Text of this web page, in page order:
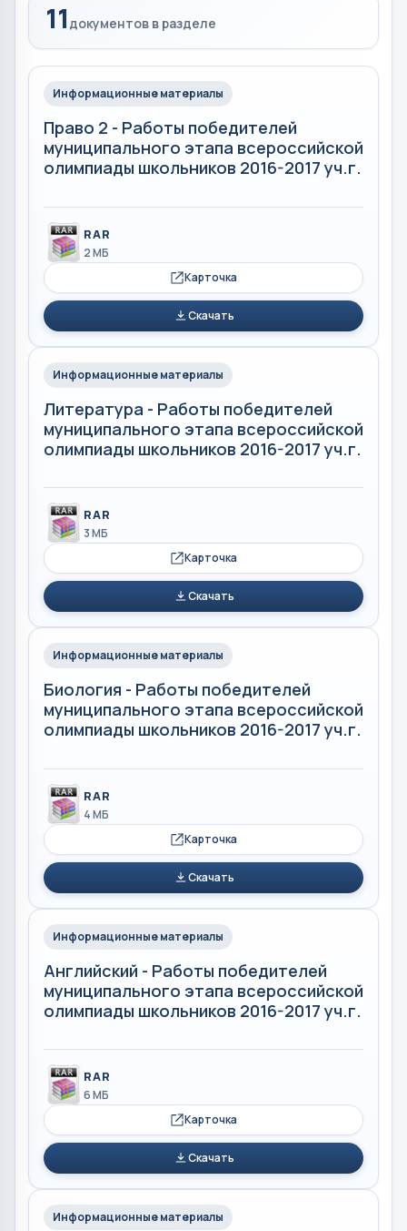
11 документов в разделе
Информационные материалы
Право 2 - Работы победителей
муниципального этапа всероссийской
олимпиады школьников 2016-2017 уч.г.
RAR
2 МБ
Карточка
Скачать
Информационные материалы
Литература - Работы победителей
муниципального этапа всероссийской
олимпиады школьников 2016-2017 уч.г.
RAR
3 МБ
Карточка
Скачать
Информационные материалы
Биология - Работы победителей
муниципального этапа всероссийской
олимпиады школьников 2016-2017 уч.г.
RAR
4 МБ
Карточка
Скачать
Информационные материалы
Английский - Работы победителей
муниципального этапа всероссийской
олимпиады школьников 2016-2017 уч.г.
RAR
6 МБ
Карточка
Скачать
Информационные материалы